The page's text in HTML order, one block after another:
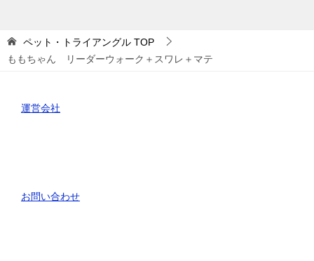
ペット・トライアングル TOP
ももちゃん リーダーウォーク＋スワレ＋マテ
運営会社
お問い合わせ